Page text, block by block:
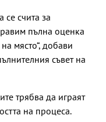
се счита за
пълна оценка
място“, добави
съвет на
трябва да играят
на процеса.